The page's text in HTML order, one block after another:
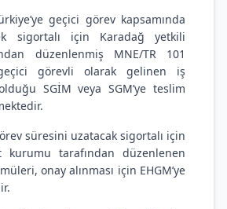
geçici görev kapsamında
sigortalı için Karadağ yetkili
düzenlenmiş MNE/TR 101
görevli olarak gelinen iş
SGİM veya SGM’ye teslim
süresini uzatacak sigortalı için
kurumu tarafından düzenlenen
onay alınması için EHGM’ye